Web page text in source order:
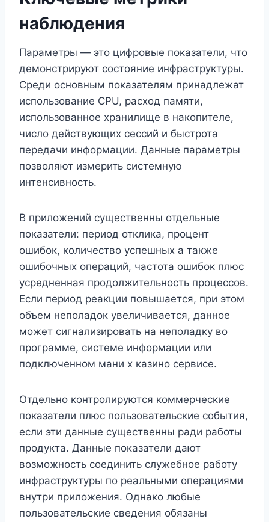
наблюдения
Параметры — это цифровые показатели, что
демонстрируют состояние инфраструктуры.
Среди основным показателям принадлежат
использование CPU, расход памяти,
использованное хранилище в накопителе,
число действующих сессий и быстрота
передачи информации. Данные параметры
позволяют измерить системную
интенсивность.
В приложений существенны отдельные
показатели: период отклика, процент
ошибок, количество успешных а также
ошибочных операций, частота ошибок плюс
усредненная продолжительность процессов.
Если период реакции повышается, при этом
объем неполадок увеличивается, данное
может сигнализировать на неполадку во
программе, системе информации или
подключенном мани х казино сервисе.
Отдельно контролируются коммерческие
показатели плюс пользовательские события,
если эти данные существенны ради работы
продукта. Данные показатели дают
возможность соединить служебное работу
инфраструктуры по реальными операциями
внутри приложения. Однако любые
пользовательские сведения обязаны